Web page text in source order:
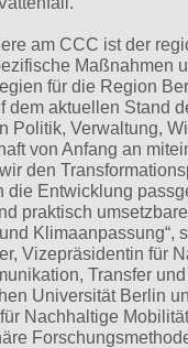
am CCC ist der
Maßnahmen
für die Region
dem aktuellen Stand
Politik, Verwaltung,
von Anfang an
den
die Entwicklung
praktisch
Klimaanpassung“,
Vizepräsidentin für
Transfer
Universität Berlin
Nachhaltige